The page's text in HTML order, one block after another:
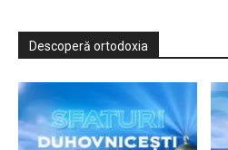
Descoperă ortodoxia